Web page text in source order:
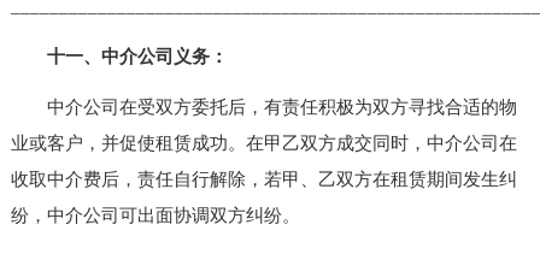
十一、中介公司义务：
中介公司在受双方委托后，有责任积极为双方寻找合适的物
业或客户，并促使租赁成功。在甲乙双方成交同时，中介公司在
收取中介费后，责任自行解除，若甲、乙双方在租赁期间发生纠
纷，中介公司可出面协调双方纠纷。